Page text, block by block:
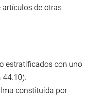
artículos de otras
estratificados con uno
44.10).
constituida por